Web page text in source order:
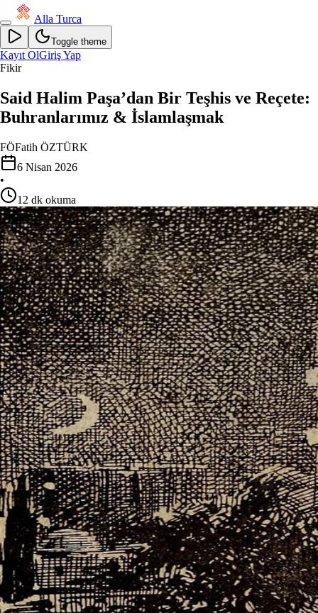
Alla Turca
Toggle theme
Kayıt OlGiriş Yap
Fikir
Said Halim Paşa’dan Bir Teşhis ve Reçete:
Buhranlarımız & İslamlaşmak
FÖFatih ÖZTÜRK
6 Nisan 2026
•
12 dk okuma